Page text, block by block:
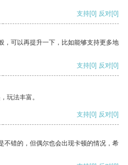
支持[0] 反对[0]
，可以再提升一下，比如能够支持更多地
支持[0] 反对[0]
玩法丰富。
支持[0] 反对[0]
不错的，但偶尔也会出现卡顿的情况，希